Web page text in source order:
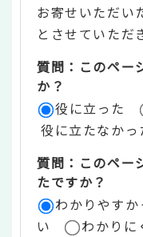
ン
ツ
評
価
リ
ア
お寄せいただい
とさせていただ
質問：このペー
か？
役に立った
役に立たなかっ
質問：このペー
たですか？
わかりやすか
い
わかりに